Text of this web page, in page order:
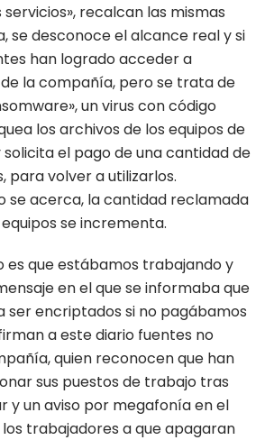
recalcan las mismas
se desconoce el alcance real y si
han logrado acceder a
la compañía, pero se trata de
un virus con código
los archivos de los equipos de
el pago de una cantidad de
para volver a utilizarlos.
se acerca, la cantidad reclamada
se incrementa.
es que estábamos trabajando y
en el que se informaba que
ser encriptados si no pagábamos
a este diario fuentes no
quien reconocen que han
sus puestos de trabajo tras
y un aviso por megafonía en el
trabajadores a que apagaran